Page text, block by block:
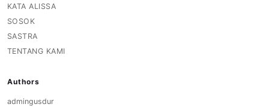
KATA ALISSA
SOSOK
SASTRA
TENTANG KAMI
Authors
admingusdur